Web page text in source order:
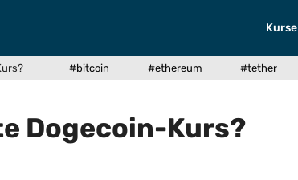
Kurse
#bitcoin #ethereum #tether
Dogecoin-Kurs?